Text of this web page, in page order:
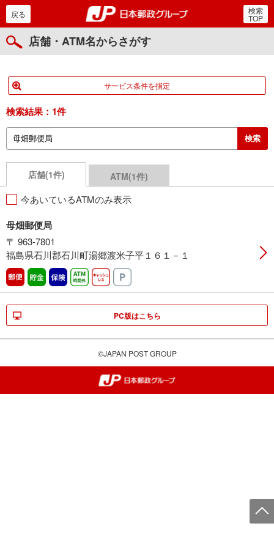
郵便局・日本郵政グルー
戻る 検索
TOP
店舗・ATM名からさがす
サービス条件を指定
検索結果： 1件
店舗(1件) ATM(1件)
今あいているATMのみ表示
母畑郵便局
〒 963-7801
福島県石川郡石川町湯郷渡米子平１６１－１
郵便 貯金 保険 ATM時間外キャッシュレス
PC版はこちら
©JAPAN POST GROUP